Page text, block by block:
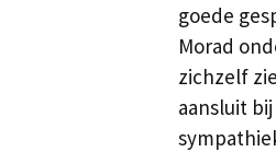
goede
Morad
zichzelf
aansluit